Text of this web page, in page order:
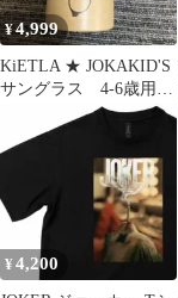
¥4,999
KiETLA ★ JOKAKID'S
サングラス 4-6歳用
¥ 4,200